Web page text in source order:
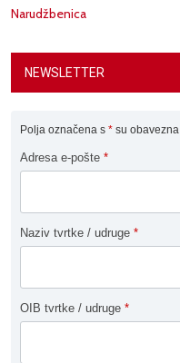
Narudžbenica
NEWSLETTER
Polja označena s * su obavezna
Adresa e-pošte *
Naziv tvrtke / udruge *
OIB tvrtke / udruge *